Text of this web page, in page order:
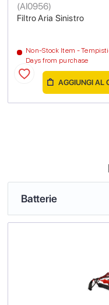
Filtro Aria Sinistro
(AI0956)
Non-Stock Item -
Days from purchase
AGGIUNGI AL
Batterie